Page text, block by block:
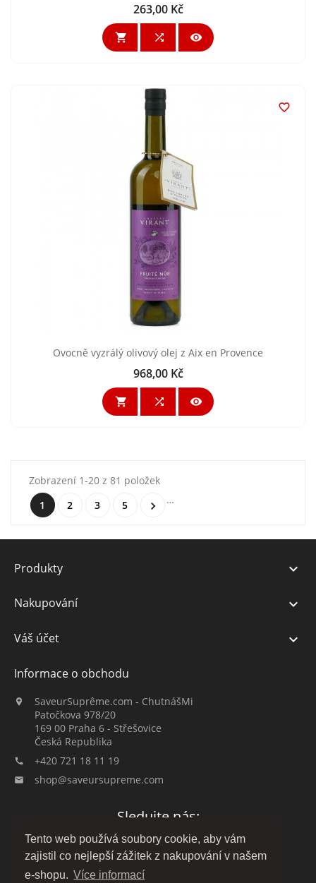
Tento web používá soubory cookie, aby vám
zajistil co nejlepší zážitek z nakupování v našem
e-shopu. Více informací
Cena
263,00 Kč
  

Ovocně vyzrálý olivový olej z Aix en Provence
Cena
968,00 Kč
  
Zobrazení 1-20 z 81 položek
1
2 3 …
5 
Produkty 
Nakupování 
Váš účet 
Informace o obchodu

SaveurSuprême.com - ChutnášMi
Patočkova 978/20
169 00 Praha 6 - Střešovice
Česká Republika
 +420 721 18 11 19
 shop@saveursupreme.com
Sledujte nás: